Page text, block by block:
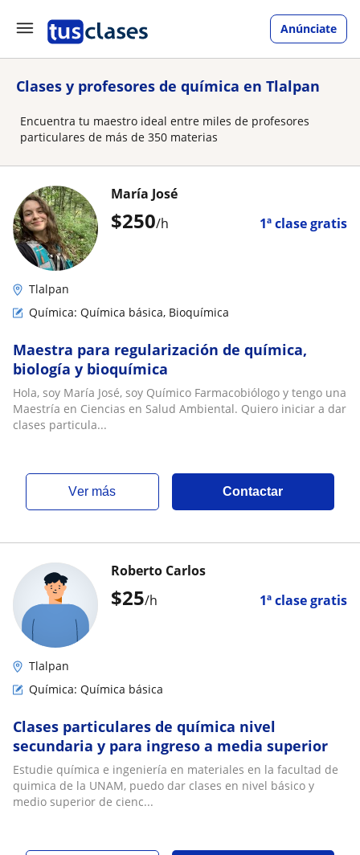
Anúnciate
Clases y profesores de química en Tlalpan
Encuentra tu maestro ideal entre miles de profesores
particulares de más de 350 materias
$250/h 1ª clase gratis
María José
Tlalpan
Química: Química básica, Bioquímica
Maestra para regularización de química,
biología y bioquímica
Hola, soy María José, soy Químico Farmacobiólogo y tengo una
Maestría en Ciencias en Salud Ambiental. Quiero iniciar a dar
clases particula...
ver más Contactar
$25/h 1ª clase gratis
Roberto Carlos
Tlalpan
Química: Química básica
Clases particulares de química nivel
secundaria y para ingreso a media superior
Estudie química e ingeniería en materiales en la facultad de
quimica de la UNAM, puedo dar clases en nivel básico y
medio superior de cienc...